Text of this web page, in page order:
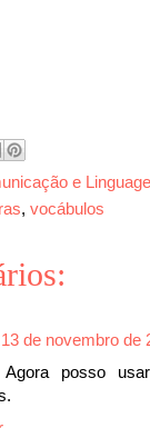
e
, vocábulos
13 de novembro de
Agora posso